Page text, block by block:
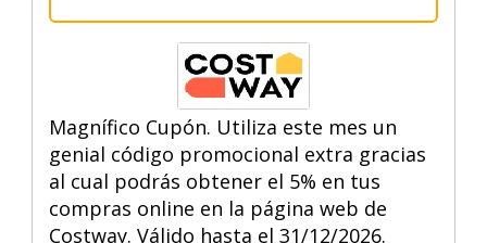
Magnífico Cupón. Utiliza este mes un
genial código promocional extra gracias
al cual podrás obtener el 5% en tus
compras online en la página web de
Costway. Válido hasta el 31/12/2026.